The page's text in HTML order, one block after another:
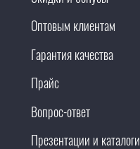
Оптовым клиентам
Гарантия качества
Прайс
Вопрос-ответ
Презентации и каталоги